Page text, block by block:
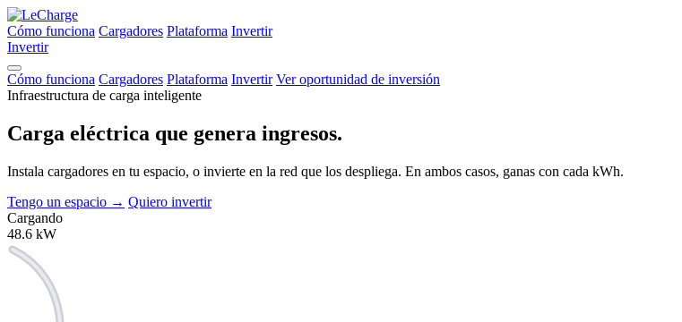
Cómo funciona Cargadores Plataforma Invertir
Invertir
Cómo funciona Cargadores Plataforma Invertir Ver oportunidad de inversión
Infraestructura de carga inteligente
Carga eléctrica que genera ingresos.
Instala cargadores en tu espacio, o invierte en la red que los despliega. En ambos casos, ganas con cada kWh.
Tengo un espacio → Quiero invertir
Cargando
48.6 kW